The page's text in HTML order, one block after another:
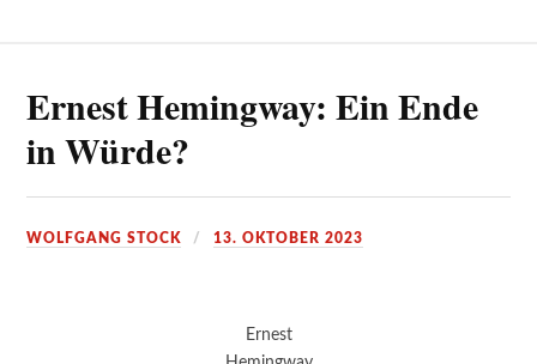
Ernest Hemingway: Ein Ende
in Würde?
WOLFGANG STOCK 13. OKTOBER 2023
Ernest